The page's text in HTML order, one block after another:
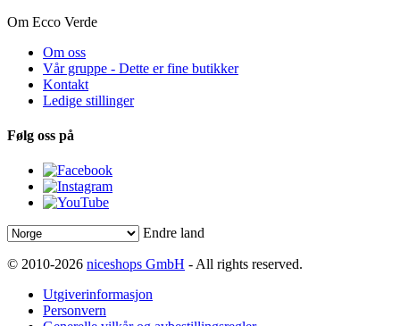
Om Ecco Verde
Om oss
Vår gruppe - Dette er fine butikker
Kontakt
Ledige stillinger
Følg oss på
Endre land
© 2010-2026 niceshops GmbH - All rights reserved.
Utgiverinformasjon
Personvern